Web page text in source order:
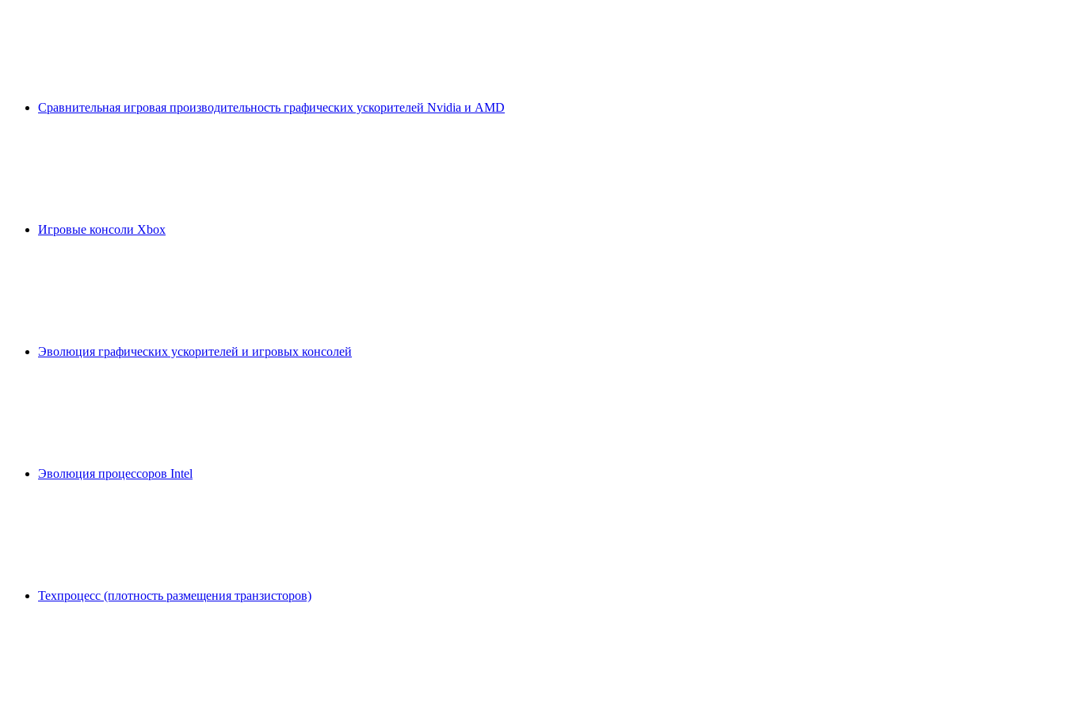
Сравнительная игровая производительность графических ускорителей Nvidia и AMD
Игровые консоли Xbox
Эволюция графических ускорителей и игровых консолей
Эволюция процессоров Intel
Техпроцесс (плотность размещения транзисторов)